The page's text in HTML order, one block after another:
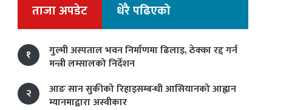
ताजा अपडेट धेरै पढिएको
१
गुल्मी अस्पताल भवन निर्माणमा ढिलाइ, ठेक्का रद्द गर्न
मन्त्री लम्सालको निर्देशन
२
आङ सान सुकीको रिहाइसम्बन्धी आसियानको आह्वान
म्यानमाद्वारा अस्वीकार